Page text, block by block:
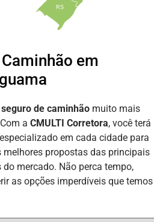
RS
em
seguro de caminhão muito mais
a CMULTI Corretora, você terá
em cada cidade para
melhores propostas das principais
do mercado. Não perca tempo,
as opções imperdíveis que temos